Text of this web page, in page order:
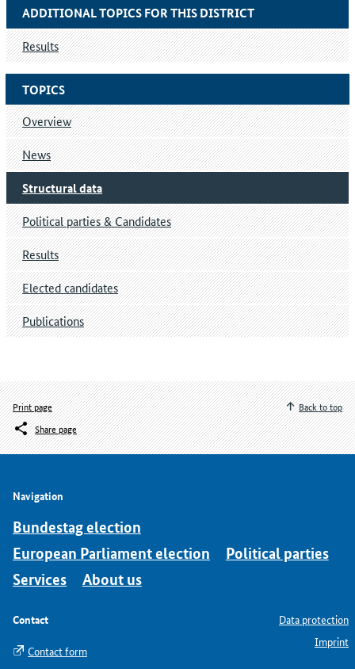
TOPICS
Overview
News
Structural data
Political parties & Candidates
Results
Elected candidates
Publications
ADDITIONAL TOPICS FOR THIS DISTRICT
Results
Print page
Share page
Back to top
Navigation
Bundestag election
European Parliament election
Political parties
Services
About us
Contact
Contact form
Data protection
Imprint